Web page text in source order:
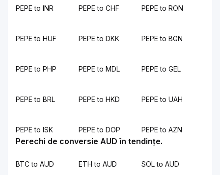
PEPE to INR PEPE to CHF PEPE to RON
PEPE to HUF PEPE to DKK PEPE to BGN
PEPE to PHP PEPE to MDL PEPE to GEL
PEPE to BRL PEPE to HKD PEPE to UAH
PEPE to ISK PEPE to DOP PEPE to AZN
Perechi de conversie AUD în tendințe.
BTC to AUD ETH to AUD SOL to AUD